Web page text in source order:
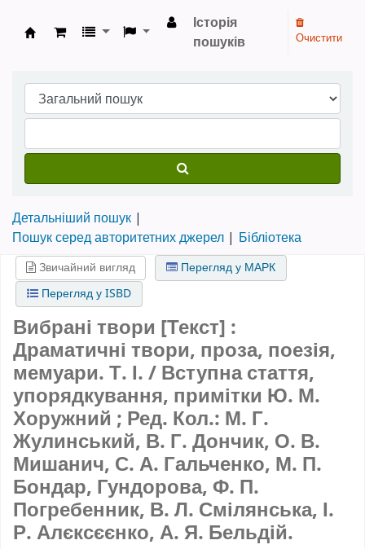
Бібліотека НТШ › Електронний каталог
Історія
пошуків
Очистити
Детальніший пошук
Пошук серед авторитетних джерел
Бібліотека
Звичайний вигляд
Перегляд у МАРК
Перегляд у ISBD
Вибрані твори [Текст] :
Драматичні твори, проза, поезія,
мемуари.Т. І./ Вступна стаття,
упорядкування, примітки Ю. М.
Хоружний ; Ред. Кол.: М. Г.
Жулинський, В. Г. Дончик, О. В.
Мишанич, С. А. Гальченко, М. П.
Бондар, Гундорова, Ф. П.
Погребенник, В. Л. Смілянська, І.
Р. Алєксєєнко, А. Я. Бельдій.